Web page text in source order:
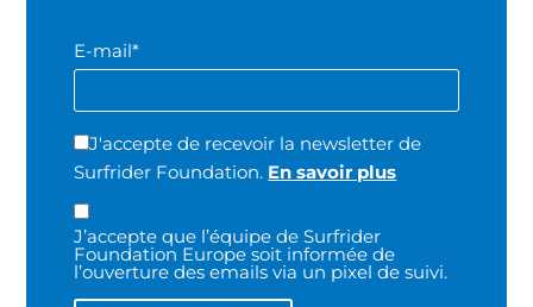
E-mail*
J'accepte de recevoir la newsletter de
Surfrider Foundation. En savoir plus
J’accepte que l’équipe de Surfrider
Foundation Europe soit informée de
l’ouverture des emails via un pixel de suivi.